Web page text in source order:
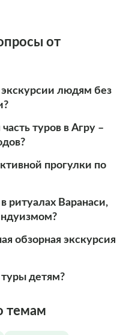
от
людям без
туров в Агру –
прогулки по
ритуалах Варанаси,
обзорная экскурсия
детям?
темам